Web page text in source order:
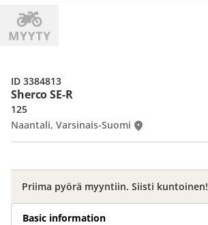
Sherco SE-R
125
Naantali, Varsinais-Suomi
ID 3384813
Priima pyörä myyntiin. Siisti kuntoinen!
Basic information